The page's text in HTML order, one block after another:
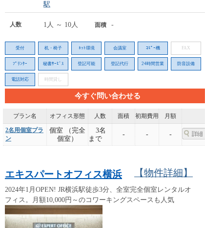
駅
人数 1人 ～ 10人 面積 -
受付 机・椅子 ﾈｯﾄ環境 会議室 ｺﾋﾟｰ機 FAX
ﾌﾟﾘﾝﾀｰ 秘書ｻｰﾋﾞｽ 登記可能 登記代行 24時間営業 防音設備
電話対応 時間貸し
今すぐ問い合わせる
プラン名 オフィス形態 人数 面積 初期費用 月額
2名用個室プラ
ン
個室 （完全
個室）
3名
まで
- - -
エキスパートオフィス横浜 【物件詳細】
2024年1月OPEN! JR横浜駅徒歩3分、全室完全個室レンタルオ
フィス。月額10,000円～のコワーキングスペースも人気